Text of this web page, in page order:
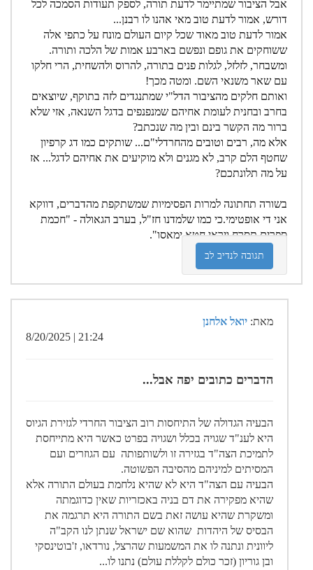
אבל הציבור שמתיימר לדעת תורה, לספק תעודות הסמכה לכל
דורש, אמור לדעת טוב מאי אהנו לו רבנן...
אמור לדעת טוב מאוד שכל קיום העולם מונח על כתפי אלה
ששוחקים את גופם ונפשם בארבע אמות של הלכה ותורה.
ומשבחר, לזלזל, לגלות פנים בתורה, להרוס ולהשחית, הרי חלקו
עם שאר משנאי השם. ומטה מכך!
ואותם חלקים מהציבור הדל"י שמתנגדים לזה בתוקף, שיוצאים
בחרב ובחנית לעומת אחיהם שמנפנפים בדגל השנאה, אזי שלא
ברור מה הקשר בינם ובין מה שנכתב?
אלא מה, רבים וטובים מהחרדלי"ם... שותקים כמו דג קרפיון
שחטף הלם קרב, לא מגנים ולא מוקיעים את אחיהם לדגל... אז
על מה תלונתכם?
בשורה תחתונה למרות הפסימיות שמשתקפת מהדברים, דווקא
אני די אופטימי.כי כמו שלמדנו חז"ל, בערב הגאולה - "חכמת
ספרים תסרח ויראי חטא ימאסו".
תגובה לנדיב לב
מאת: יואל אלחנן
21:24 | 8/20/2025
הדברים כתובים יפה אבל...
הבעיה הגדולה של התיחסות רוב הציבור החרדי לגזירת הגיוס
היא לענ"ד שגויה בכלל ושגויה בפרט כאשר היא מתייחסת
לתמיכת הצה"ד בגזירה זו ולשותפותה עם הגוזרים ועם
המסיתים למיניהם מהסיבה הפשוטה.
הבעיה עם הצה"ד היא לא שהיא נלחמת בעולם התורה אלא
שהיא מפקירה את דם בניה באכזריות שאין כדוגמתה
ומשקרת שהיא עושה זאת בשם התורה היא תרגמה את
הבסיס של היהדות שהוא שם ישראל שנתן לנו הקב"ה
ליוונית ונתנה לו את המשמעות שהרצל, נורדאו, ז'בוטינסקי
ובן גוריון (זכר כולם לקללת עולם) נתנו לו...